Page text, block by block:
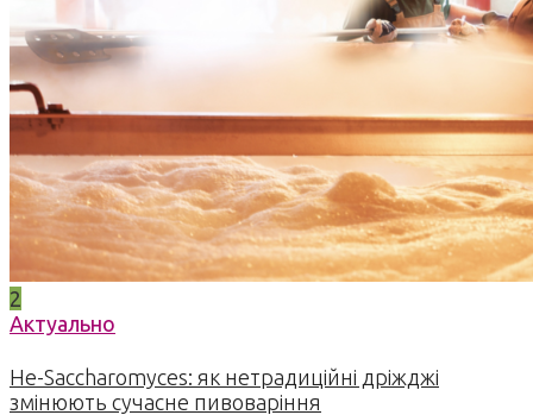
2
Актуально
Не-Saccharomyces: як нетрадиційні дріжджі
змінюють сучасне пивоваріння